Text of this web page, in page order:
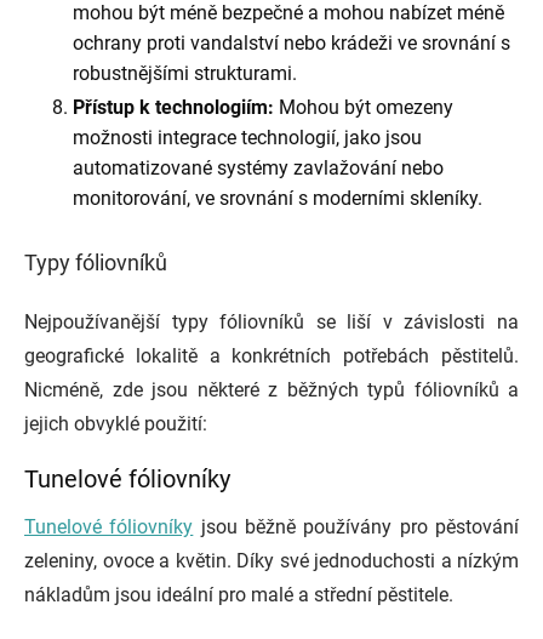
mohou být méně bezpečné a mohou nabízet méně
ochrany proti vandalství nebo krádeži ve srovnání s
robustnějšími strukturami.
Přístup k technologiím: Mohou být omezeny
možnosti integrace technologií, jako jsou
automatizované systémy zavlažování nebo
monitorování, ve srovnání s moderními skleníky.
Typy fóliovníků
Nejpoužívanější typy fóliovníků se liší v závislosti na
geografické lokalitě a konkrétních potřebách pěstitelů.
Nicméně, zde jsou některé z běžných typů fóliovníků a
jejich obvyklé použití:
Tunelové fóliovníky
Tunelové fóliovníky jsou běžně používány pro pěstování
zeleniny, ovoce a květin. Díky své jednoduchosti a nízkým
nákladům jsou ideální pro malé a střední pěstitele.